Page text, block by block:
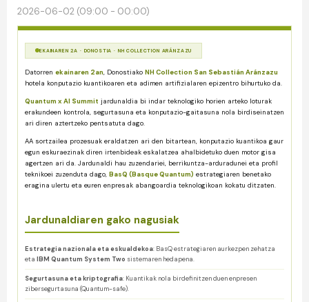
2026-06-02 (09:00 - 00:00)
EKAINAREN 2A · DONOSTIA · NH COLLECTION ARÁNZAZU
Datorren ekainaren 2an, Donostiako NH Collection San Sebastián Aránzazu
hotela konputazio kuantikoaren eta adimen artifizialaren epizentro bihurtuko da.
Quantum x AI Summit jardunaldia bi indar teknologiko horien arteko loturak
erakundeen kontrola, segurtasuna eta konputazio-gaitasuna nola birdiseinatzen
ari diren aztertzeko pentsatuta dago.
AA sortzailea prozesuak eraldatzen ari den bitartean, konputazio kuantikoa gaur
egun eskuraezinak diren irtenbideak eskalatzea ahalbidetuko duen motor gisa
agertzen ari da. Jardunaldi hau zuzendariei, berrikuntza-arduradunei eta profil
teknikoei zuzenduta dago, BasQ (Basque Quantum) estrategiaren benetako
eragina ulertu eta euren enpresak abangoardia teknologikoan kokatu ditzaten.
Jardunaldiaren gako nagusiak
Estrategia nazionala eta eskualdekoa: BasQ estrategiaren aurkezpen zehatza
eta IBM Quantum System Two sistemaren hedapena.
Segurtasuna eta kriptografia: Kuantikak nola birdefinitzen duen enpresen
zibersegurtasuna (Quantum-safe).